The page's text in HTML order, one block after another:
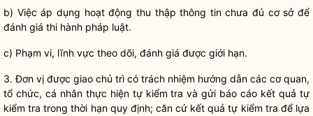
b) Việc áp dụng hoạt động thu thập thông tin chưa đủ cơ sở để
đánh giá thi hành pháp luật.
c) Phạm vi, lĩnh vực theo dõi, đánh giá được giới hạn.
3. Đơn vị được giao chủ trì có trách nhiệm hướng dẫn các cơ quan,
tổ chức, cá nhân thực hiện tự kiểm tra và gửi báo cáo kết quả tự
kiểm tra trong thời hạn quy định; căn cứ kết quả tự kiểm tra để lựa